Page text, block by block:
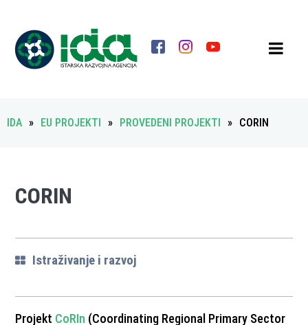
IDA » EU PROJEKTI » PROVEDENI PROJEKTI » CORIN
CORIN
Istraživanje i razvoj
Projekt CoRIn (Coordinating Regional Primary Sector